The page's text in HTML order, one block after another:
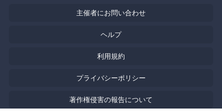
主催者にお問い合わせ
ヘルプ
利用規約
プライバシーポリシー
著作権侵害の報告について